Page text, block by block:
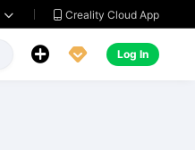
  Creality Cloud App
  Log In